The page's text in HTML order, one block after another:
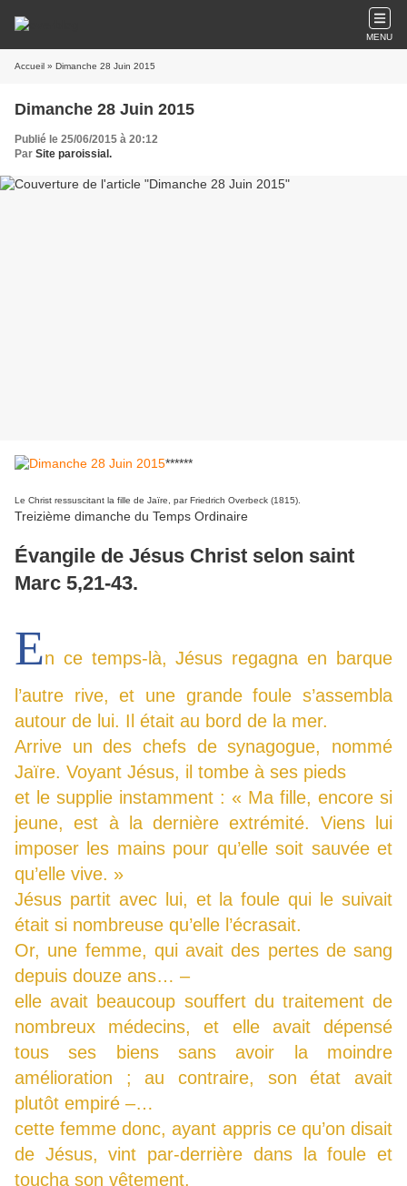
MENU
Accueil » Dimanche 28 Juin 2015
Dimanche 28 Juin 2015
Publié le 25/06/2015 à 20:12
Par Site paroissial.
******
Le Christ ressuscitant la fille de Jaïre, par Friedrich Overbeck (1815).
Treizième dimanche du Temps Ordinaire
Évangile de Jésus Christ selon saint
Marc 5,21-43.
En ce temps-là, Jésus regagna en barque
l’autre rive, et une grande foule s’assembla
autour de lui. Il était au bord de la mer.
Arrive un des chefs de synagogue, nommé
Jaïre. Voyant Jésus, il tombe à ses pieds
et le supplie instamment : « Ma fille, encore si
jeune, est à la dernière extrémité. Viens lui
imposer les mains pour qu’elle soit sauvée et
qu’elle vive. »
Jésus partit avec lui, et la foule qui le suivait
était si nombreuse qu’elle l’écrasait.
Or, une femme, qui avait des pertes de sang
depuis douze ans… –
elle avait beaucoup souffert du traitement de
nombreux médecins, et elle avait dépensé
tous ses biens sans avoir la moindre
amélioration ; au contraire, son état avait
plutôt empiré –…
cette femme donc, ayant appris ce qu’on disait
de Jésus, vint par-derrière dans la foule et
toucha son vêtement.